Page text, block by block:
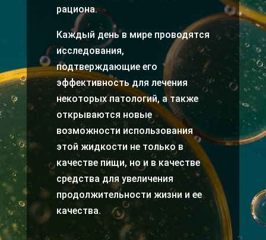
рациона.
Каждый день в мире проводятся
исследования,
подтверждающие его
эффективность для лечения
некоторых патологий, а также
открываются новые
возможности использования
этой жидкости не только в
качестве пищи, но и в качестве
средства для увеличения
продолжительности жизни и ее
качества.